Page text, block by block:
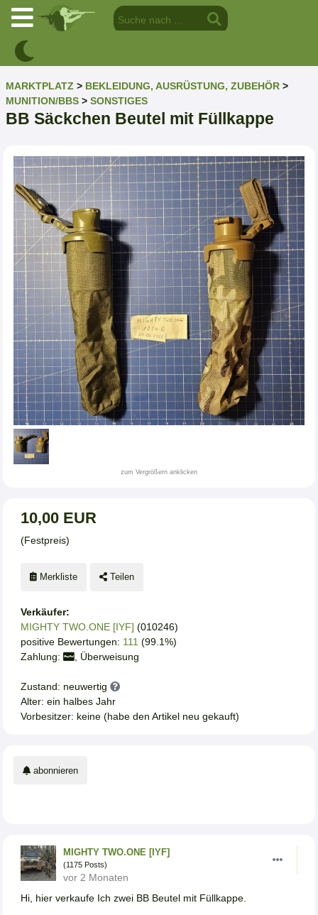
MARKTPLATZ > BEKLEIDUNG, AUSRÜSTUNG, ZUBEHÖR >
MUNITION/BBS > SONSTIGES
BB Säckchen Beutel mit Füllkappe
zum Vergrößern anklicken
10,00 EUR
(Festpreis)
Merkliste Teilen
Verkäufer:
MIGHTY TWO.ONE [IYF] (010246)
positive Bewertungen: 111 (99.1%)
Zahlung:
, Überweisung
Zustand: neuwertig
Alter: ein halbes Jahr
Vorbesitzer: keine (habe den Artikel neu gekauft)
abonnieren
MIGHTY TWO.ONE [IYF]
(1175 Posts)
vor 2 Monaten
Hi, hier verkaufe Ich zwei BB Beutel mit Füllkappe.